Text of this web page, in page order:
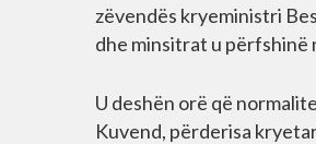
zëvendës kryeministri
dhe minsitrat u përfshinë
U deshën orë që
Kuvend, përderisa